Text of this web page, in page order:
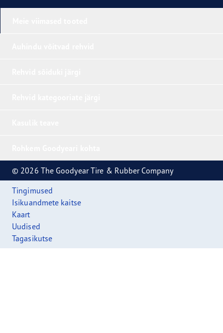
© 2026 The Goodyear Tire & Rubber Company
Tingimused
Isikuandmete kaitse
Kaart
Uudised
Tagasikutse